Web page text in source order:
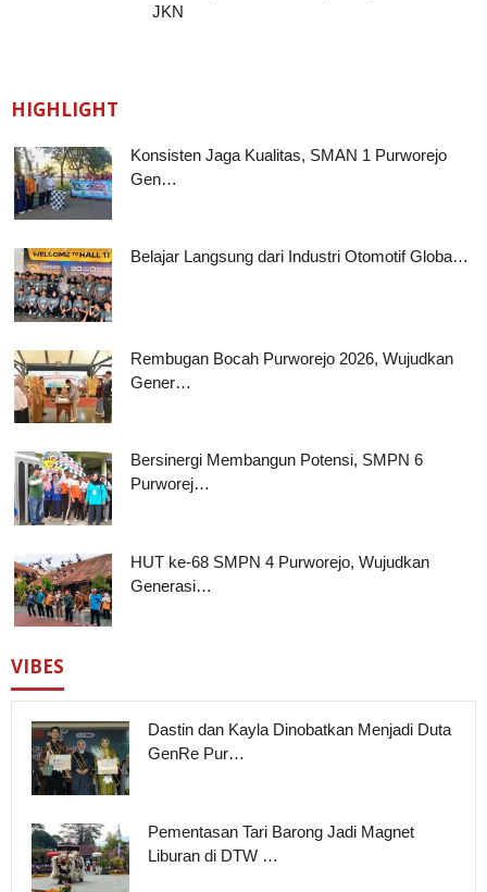
JKN
HIGHLIGHT
Konsisten Jaga Kualitas, SMAN 1 Purworejo
Gen…
Belajar Langsung dari Industri Otomotif Globa…
Rembugan Bocah Purworejo 2026, Wujudkan
Gener…
Bersinergi Membangun Potensi, SMPN 6
Purworej…
HUT ke-68 SMPN 4 Purworejo, Wujudkan
Generasi…
VIBES
Dastin dan Kayla Dinobatkan Menjadi Duta
GenRe Pur…
Pementasan Tari Barong Jadi Magnet
Liburan di DTW …